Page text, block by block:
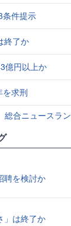
条件提示
終了か
億円以上か
を求刑
総合ニュースラ
聘を検討か
」は終了か